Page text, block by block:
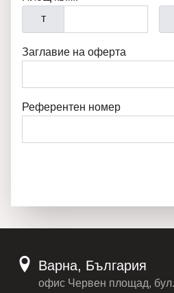
т
Заглавие на оферта
Референтен номер
Варна, България
офис Червен площад,